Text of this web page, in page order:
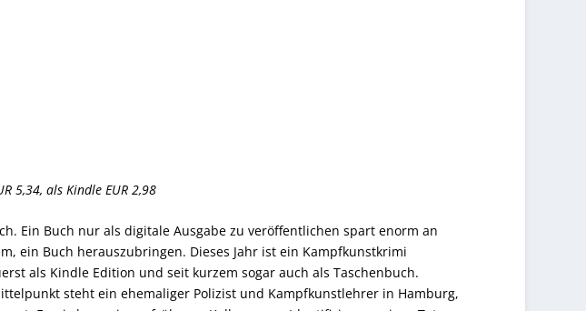
5,34, als Kindle EUR 2,98
Ein Buch nur als digitale Ausgabe zu veröffentlichen spart enorm an
ein Buch herauszubringen. Dieses Jahr ist ein Kampfkunstkrimi
als Kindle Edition und seit kurzem sogar auch als Taschenbuch.
steht ein ehemaliger Polizist und Kampfkunstlehrer in Hamburg,